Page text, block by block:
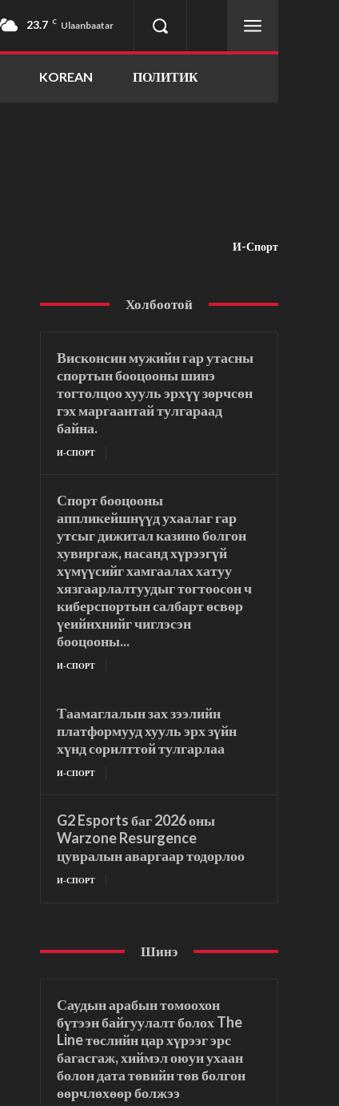
23.7 C Ulaanbaatar
KOREAN ПОЛИТИК
И-Спорт
Холбоотой
Висконсин мужийн гар утасны
спортын бооцооны шинэ
тогтолцоо хууль эрхүү зөрчсөн
гэх маргаантай тулгараад
байна.
И-СПОРТ
Спорт бооцооны
аппликейшнүүд ухаалаг гар
утсыг дижитал казино болгон
хувиргаж, насанд хүрээгүй
хүмүүсийг хамгаалах хатуу
хязгаарлалтуудыг тогтоосон ч
киберспортын салбарт өсвөр
үеийнхнийг чиглэсэн
бооцооны...
И-СПОРТ
Таамаглалын зах зээлийн
платформууд хууль эрх зүйн
хүнд сорилттой тулгарлаа
И-СПОРТ
G2 Esports баг 2026 оны
Warzone Resurgence
цувралын аваргаар тодорлоо
И-СПОРТ
Шинэ
Саудын арабын томоохон
бүтээн байгуулалт болох The
Line төслийн цар хүрээг эрс
багасгаж, хиймэл оюун ухаан
болон дата төвийн төв болгон
өөрчлөхөөр болжээ